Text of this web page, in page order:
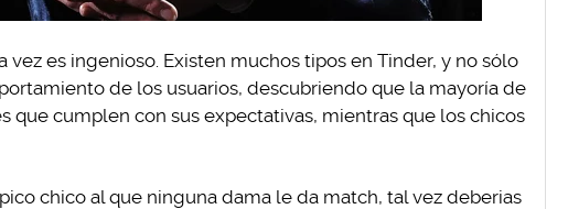
vez es ingenioso. Existen muchos tipos en Tinder, y no sólo
de los usuarios, descubriendo que la mayoría de
que cumplen con sus expectativas, mientras que los chicos
chico al que ninguna dama le da match, tal vez deberias